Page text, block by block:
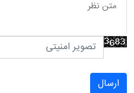
ارسال